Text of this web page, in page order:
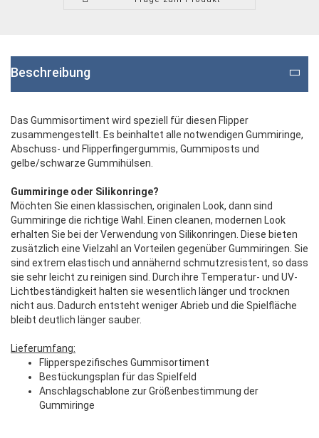
Beschreibung
Das Gummisortiment wird speziell für diesen Flipper
zusammengestellt. Es beinhaltet alle notwendigen Gummiringe,
Abschuss- und Flipperfingergummis, Gummiposts und
gelbe/schwarze Gummihülsen.
Gummiringe oder Silikonringe?
Möchten Sie einen klassischen, originalen Look, dann sind
Gummiringe die richtige Wahl. Einen cleanen, modernen Look
erhalten Sie bei der Verwendung von Silikonringen. Diese bieten
zusätzlich eine Vielzahl an Vorteilen gegenüber Gummiringen. Sie
sind extrem elastisch und annähernd schmutzresistent, so dass
sie sehr leicht zu reinigen sind. Durch ihre Temperatur- und UV-
Lichtbeständigkeit halten sie wesentlich länger und trocknen
nicht aus. Dadurch entsteht weniger Abrieb und die Spielfläche
bleibt deutlich länger sauber.
Lieferumfang:
Flipperspezifisches Gummisortiment
Bestückungsplan für das Spielfeld
Anschlagschablone zur Größenbestimmung der
Gummiringe